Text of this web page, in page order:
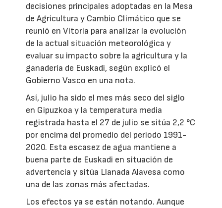
decisiones principales adoptadas en la Mesa
de Agricultura y Cambio Climático que se
reunió en Vitoria para analizar la evolución
de la actual situación meteorológica y
evaluar su impacto sobre la agricultura y la
ganadería de Euskadi, según explicó el
Gobierno Vasco en una nota.
Así, julio ha sido el mes más seco del siglo
en Gipuzkoa y la temperatura media
registrada hasta el 27 de julio se sitúa 2,2 °C
por encima del promedio del periodo 1991-
2020. Esta escasez de agua mantiene a
buena parte de Euskadi en situación de
advertencia y sitúa Llanada Alavesa como
una de las zonas más afectadas.
Los efectos ya se están notando. Aunque